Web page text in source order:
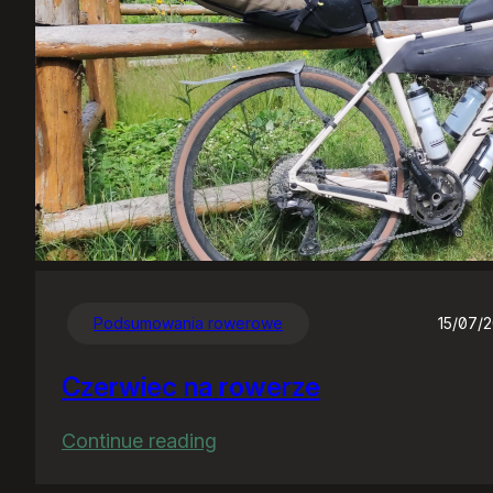
Podsumowania rowerowe 15/07/
Czerwiec na rowerze
Continue reading